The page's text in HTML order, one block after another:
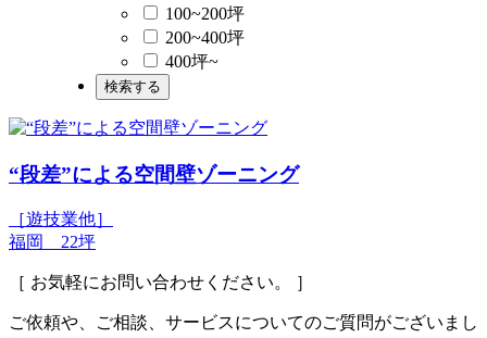
100~200坪
200~400坪
400坪~
“段差”による空間壁ゾーニング
［遊技業他］
福岡 22坪
［ お気軽にお問い合わせください。 ］
ご依頼や、ご相談、サービスについてのご質問がございまし